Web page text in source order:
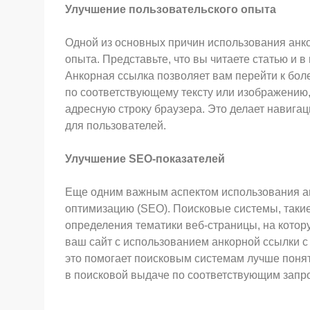
Улучшение пользовательского опыта
Одной из основных причин использования
опыта. Представьте, что вы читаете статью и
Анкорная ссылка позволяет вам перейти к
по соответствующему тексту или
адресную строку браузера. Это делает
для пользователей.
Улучшение SEO-показателей
Еще одним важным аспектом использования
оптимизацию (SEO). Поисковые системы,
определения тематики веб-страницы, на
ваш сайт с использованием анкорной
это помогает поисковым системам лучше
в поисковой выдаче по соответствующим